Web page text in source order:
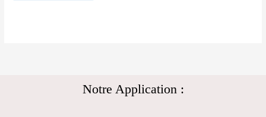
Notre Application :